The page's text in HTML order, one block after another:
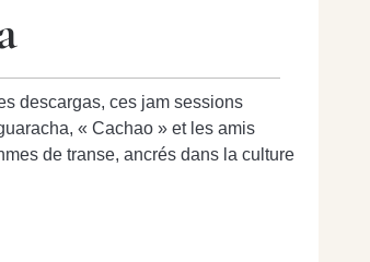
descargas, ces jam sessions
« Cachao » et les amis
de transe, ancrés dans la culture